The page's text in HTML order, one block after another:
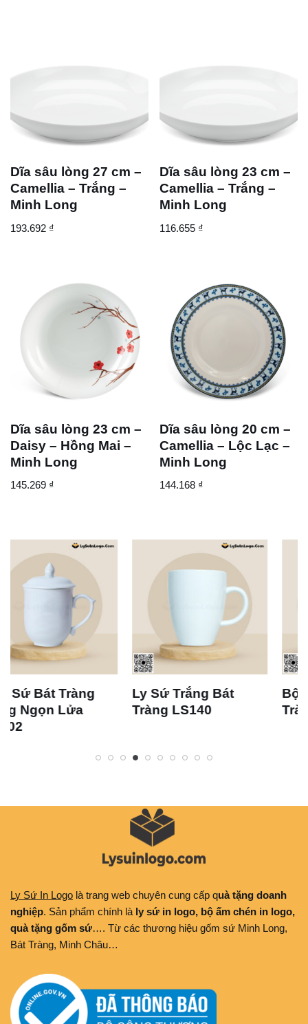
Dĩa sâu lòng 27 cm –
Camellia – Trắng –
Minh Long
193.692 ₫
Dĩa sâu lòng 23 cm –
Camellia – Trắng –
Minh Long
116.655 ₫
Dĩa sâu lòng 23 cm –
Daisy – Hồng Mai –
Minh Long
145.269 ₫
Dĩa sâu lòng 20 cm –
Camellia – Lộc Lạc –
Minh Long
144.168 ₫
Ly Sứ Trắng Bát
Tràng LS140
Bộ Ly Sứ Trắng Bát
Tràng LS133
Ly Sứ In Logo là trang web chuyên cung cấp quà tặng doanh
nghiệp. Sản phẩm chính là ly sứ in logo, bộ ấm chén in logo,
quà tặng gốm sứ…. Từ các thương hiệu gốm sứ Minh Long,
Bát Tràng, Minh Châu…